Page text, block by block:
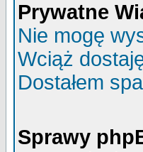
Prywatne
Nie mogę
Wciąż
Dostałem
Sprawy